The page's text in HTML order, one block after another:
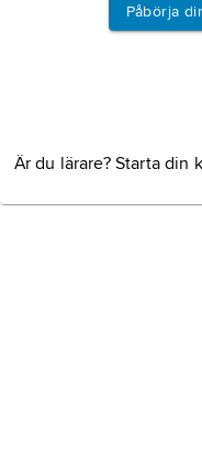
Påbörja
Är du lärare? Starta din